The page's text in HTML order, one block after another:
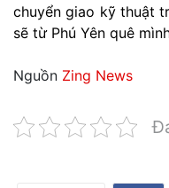
chuyển giao kỹ thuật
sẽ từ Phú Yên quê
Nguồn Zing News